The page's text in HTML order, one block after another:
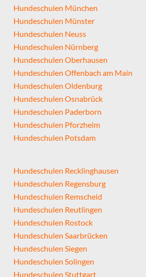
Hundeschulen München
Hundeschulen Münster
Hundeschulen Neuss
Hundeschulen Nürnberg
Hundeschulen Oberhausen
Hundeschulen Offenbach am Main
Hundeschulen Oldenburg
Hundeschulen Osnabrück
Hundeschulen Paderborn
Hundeschulen Pforzheim
Hundeschulen Potsdam
Hundeschulen Recklinghausen
Hundeschulen Regensburg
Hundeschulen Remscheid
Hundeschulen Reutlingen
Hundeschulen Rostock
Hundeschulen Saarbrücken
Hundeschulen Siegen
Hundeschulen Solingen
Hundeschulen Stuttgart